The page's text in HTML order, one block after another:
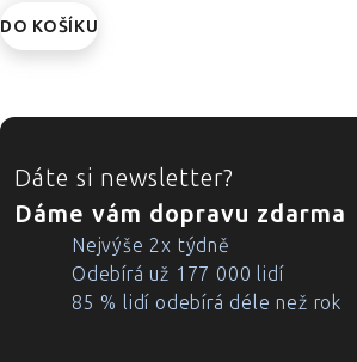
DO KOŠÍKU
ZÁPATÍ
Dáte si newsletter?
Dáme vám dopravu zdarma
Nejvýše 2x týdně
Odebírá už 177 000 lidí
85 % lidí odebírá déle než rok